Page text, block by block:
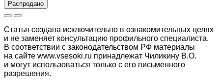
Распродано
Статья создана исключительно в ознакомительных целях
и не заменяет консультацию профильного специалиста.
В соответствии с законодательством РФ материалы
на сайте www.vsesoki.ru принадлежат Чиликину В.О.
и могут использоваться только с его письменного
разрешения.